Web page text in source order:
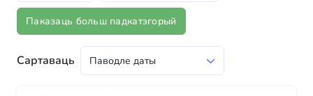
Паказаць больш падкатэгорый
Сартаваць